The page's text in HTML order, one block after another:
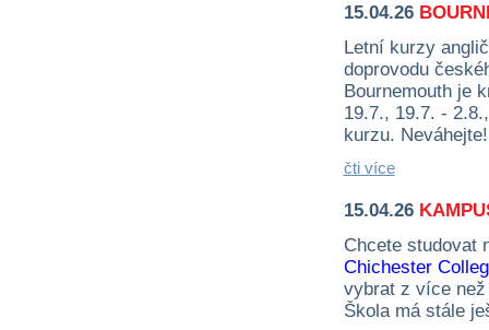
15.04.26
Letní kurzy
doprovodu
Bournemouth je
19.7., 19.7. -
kurzu. Neváhejte!
čti více
15.04.26
Chcete studovat
Chichester
vybrat z více
Škola má stále